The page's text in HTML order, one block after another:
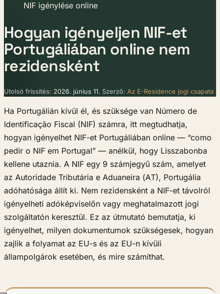
NIF igénylése online
Hogyan igényeljen NIF-et
Portugáliában online nem
rezidensként
Utolsó frissítés: 2026. június 11. Szerző: Az E-Residence jogi csapata
Ha Portugálián kívül él, és szüksége van Número de
Identificação Fiscal (NIF) számra, itt megtudhatja,
hogyan igényelhet NIF-et Portugáliában online — “como
pedir o NIF em Portugal” — anélkül, hogy Lisszabonba
kellene utaznia. A NIF egy 9 számjegyű szám, amelyet
az Autoridade Tributária e Aduaneira (AT), Portugália
adóhatósága állít ki. Nem rezidensként a NIF-et távolról
igényelheti adóképviselőn vagy meghatalmazott jogi
szolgáltatón keresztül. Ez az útmutató bemutatja, ki
igényelhet, milyen dokumentumok szükségesek, hogyan
zajlik a folyamat az EU-s és az EU-n kívüli
állampolgárok esetében, és mire számíthat.